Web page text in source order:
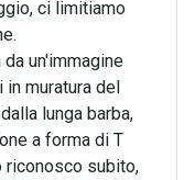
ci limitiamo
un'immagine
muratura del
lunga barba,
a forma di T
riconosco subito,